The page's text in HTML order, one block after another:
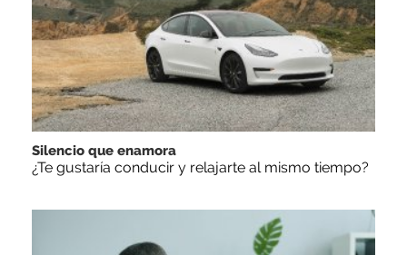
Silencio que enamora
¿Te gustaría conducir y relajarte al mismo tiempo?